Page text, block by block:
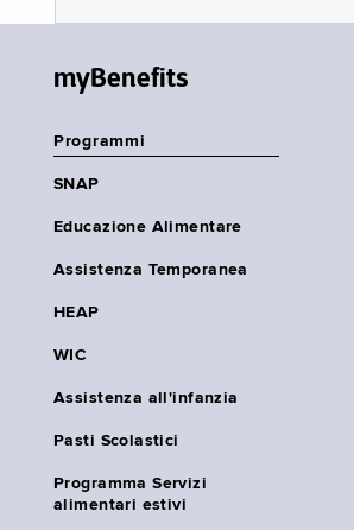
myBenefits
Programmi
SNAP
Educazione Alimentare
Assistenza Temporanea
HEAP
WIC
Assistenza all'infanzia
Pasti Scolastici
Programma Servizi
alimentari estivi